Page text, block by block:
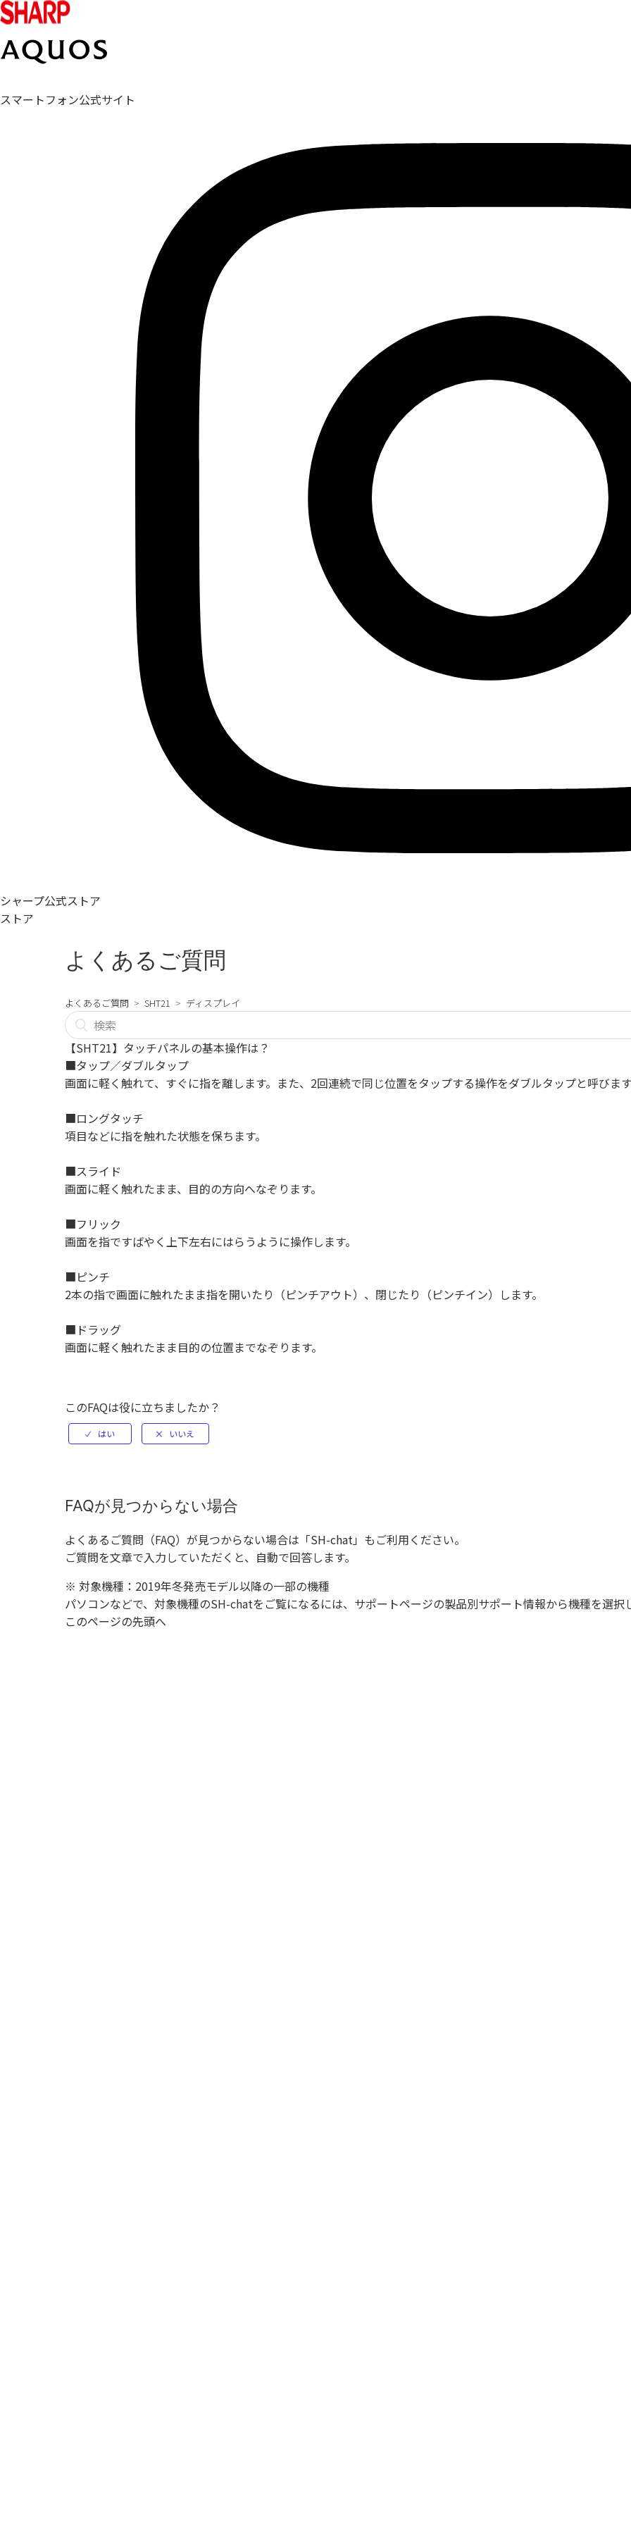
スマートフォン公式サイト
シャープ公式ストア
ストア
よくあるご質問
よくあるご質問 SHT21 ディスプレイ
【SHT21】タッチパネルの基本操作は？
■タップ／ダブルタップ
画面に軽く触れて、すぐに指を離します。また、2回連続で同じ位置をタップする操作をダブルタップと呼びま
■ロングタッチ
項目などに指を触れた状態を保ちます。
■スライド
画面に軽く触れたまま、目的の方向へなぞります。
■フリック
画面を指ですばやく上下左右にはらうように操作します。
■ピンチ
2本の指で画面に触れたまま指を開いたり（ピンチアウト）、閉じたり（ピンチイン）します。
■ドラッグ
画面に軽く触れたまま目的の位置までなぞります。
このFAQは役に立ちましたか？
FAQが見つからない場合
よくあるご質問（FAQ）が見つからない場合は「SH-chat」もご利用ください。
ご質問を文章で入力していただくと、自動で回答します。
※ 対象機種：2019年冬発売モデル以降の一部の機種
パソコンなどで、対象機種のSH-chatをご覧になるには、サポートページの製品別サポート情報から機種を選択
このページの先頭へ